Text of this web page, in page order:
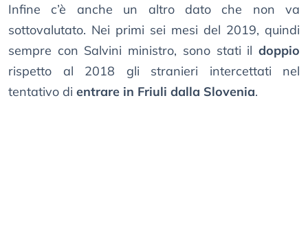
Infine c’è anche un altro dato che non va
sottovalutato. Nei primi sei mesi del 2019, quindi
sempre con Salvini ministro, sono stati il doppio
rispetto al 2018 gli stranieri intercettati nel
tentativo di entrare in Friuli dalla Slovenia.